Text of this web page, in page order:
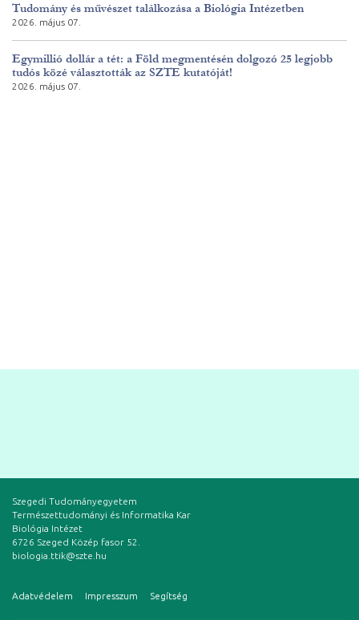
Tudomány és művészet találkozása a Biológia Intézetben
2026. május 07.
Egymillió dollár a tét: a Föld megmentésén dolgozó 25 legjobb
tudós közé választották az SZTE kutatóját!
2026. május 07.
Szegedi Tudományegyetem
Természettudományi és Informatika Kar
Biológia Intézet
6726 Szeged Közép fasor 52.
biologia.ttik@szte.hu
Adatvédelem Impresszum Segítség